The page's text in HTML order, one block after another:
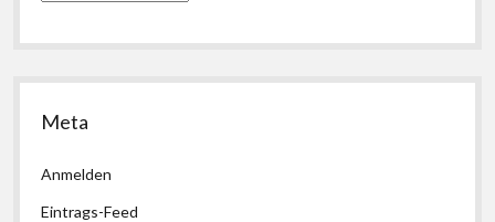
Meta
Anmelden
Eintrags-Feed